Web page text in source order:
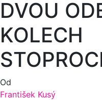
DVOU
KOLECH
Od
František Kusý